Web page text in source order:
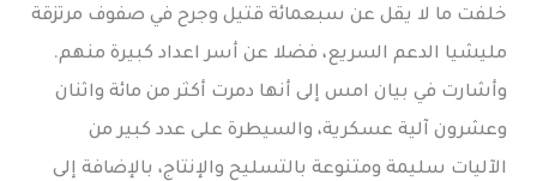
خلفت ما لا يقل عن سبعمائة قتيل وجرح في صفوف مرتزقة
مليشيا الدعم السريع، فضلا عن أسر اعداد كبيرة منهم.
وأشارت في بيان امس إلى أنها دمرت أكثر من مائة واثنان
وعشرون آلية عسكرية، والسيطرة على عدد كبير من
الآليات سليمة ومتنوعة بالتسليح والإنتاج، بالإضافة إلى